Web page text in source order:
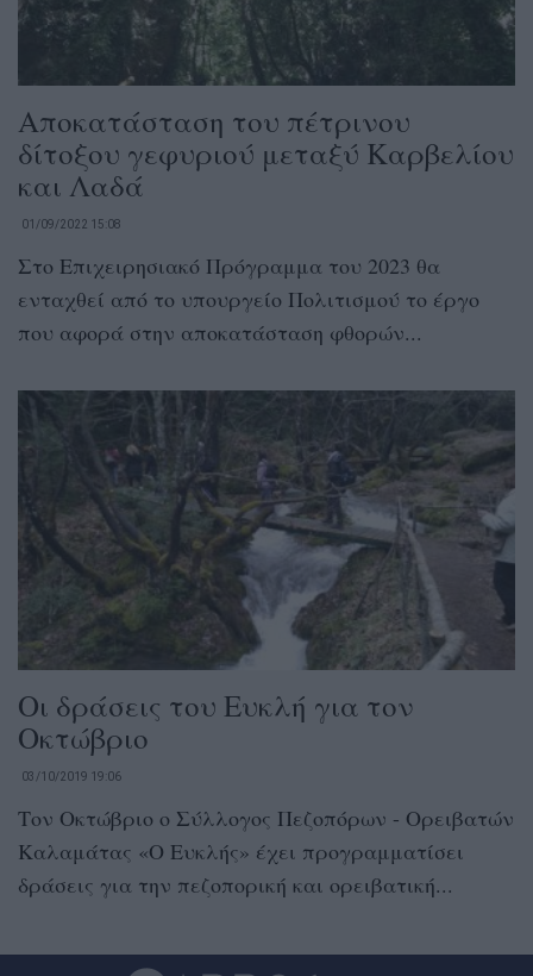
Αποκατάσταση του πέτρινου
δίτοξου γεφυριού μεταξύ Καρβελίου
και Λαδά
01/09/2022 15:08
Στο Επιχειρησιακό Πρόγραμμα του 2023 θα
ενταχθεί από το υπουργείο Πολιτισμού το έργο
που αφορά στην αποκατάσταση φθορών...
Οι δράσεις του Ευκλή για τον
Οκτώβριο
03/10/2019 19:06
Τον Οκτώβριο ο Σύλλογος Πεζοπόρων - Ορειβατών
Καλαμάτας «Ο Ευκλής» έχει προγραμματίσει
δράσεις για την πεζοπορική και ορειβατική...